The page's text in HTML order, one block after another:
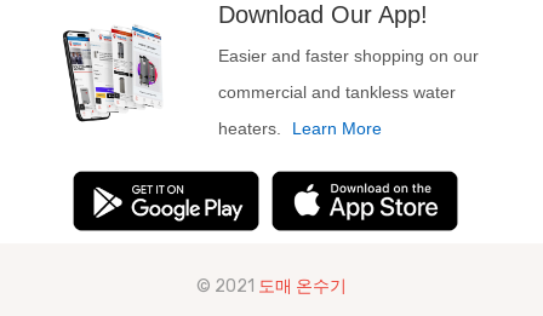
Download Our App!
Easier and faster shopping on our
commercial and tankless water
heaters.
Learn More
© 2021 도매 온수기